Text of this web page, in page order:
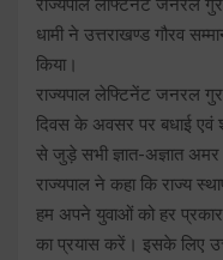
राज्यपाल लेफ्टिनेंट जनरल
धामी ने उत्तराखण्ड गौरव
किया।
राज्यपाल लेफ्टिनेंट जनरल
दिवस के अवसर पर बधाई एवं
से जुड़े सभी ज्ञात-अज्ञात
राज्यपाल ने कहा कि राज्य
हम अपने युवाओं को हर
का प्रयास करें। इसके लिए